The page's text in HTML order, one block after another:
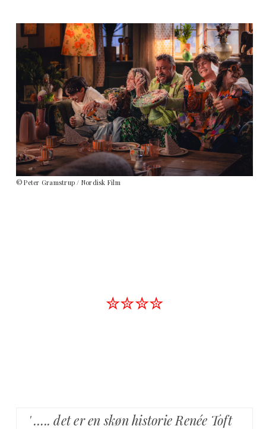
© Peter Gramstrup / Nordisk Film
✮✮✮✮
' ….. det er en skøn historie Renée Toft